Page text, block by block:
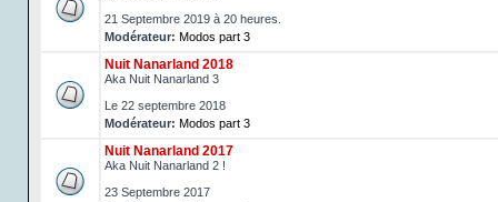
21 Septembre 2019 à 20 heures.
Modérateur: Modos part 3
Nuit Nanarland 2018
Aka Nuit Nanarland 3
Le 22 septembre 2018
Modérateur: Modos part 3
Nuit Nanarland 2017
Aka Nuit Nanarland 2 !
23 Septembre 2017